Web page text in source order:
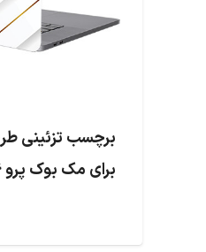
برای مک بوک پرو 16 اینچ 2019